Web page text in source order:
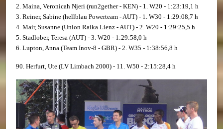
2. Maina, Veronicah Njeri (run2gether - KEN) - 1. W20 - 1:23:19,1 h
3. Reiner, Sabine (hellblau Powerteam - AUT) - 1. W30 - 1:29:08,7 h
4. Mair, Susanne (Union Raika Lienz - AUT) - 2. W20 - 1:29:25,5 h
5. Stadlober, Teresa (AUT) - 3. W20 - 1:29:58,0 h
6. Lupton, Anna (Team Inov-8 - GBR) - 2. W35 - 1:38:56,8 h
90. Herfurt, Ute (LV Limbach 2000) - 11. W50 - 2:15:28,4 h